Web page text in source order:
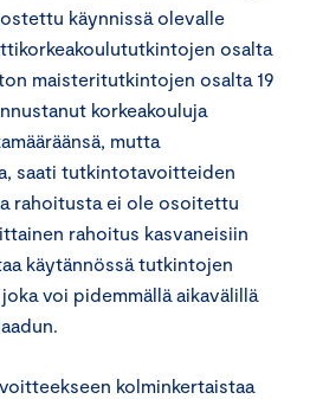
käynnissä olevalle
osalta
maisteritutkintojen osalta 19
korkeakouluja
mutta
saati tutkintotavoitteiden
rahoitusta ei ole osoitettu
rahoitus kasvaneisiin
käytännössä tutkintojen
voi pidemmällä aikavälillä
kolminkertaistaa